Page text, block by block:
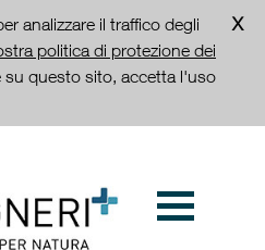
analizzare il traffico degli
politica di protezione dei
su questo sito, accetta l'uso